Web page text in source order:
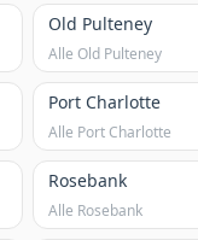
Old Pulteney
Alle Old Pulteney
Port Charlotte
Alle Port Charlotte
Rosebank
Alle Rosebank